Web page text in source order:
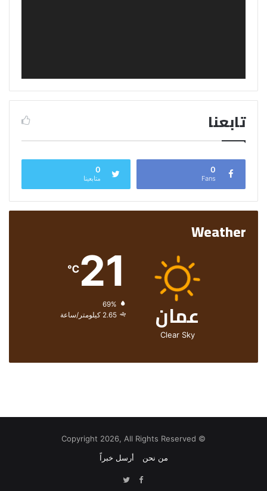
تابعنا
0
Fans
0
متابعينا
Weather
عمان
Clear Sky
21
℃
الرطوبة:
الرياح:2.65 كيلومتر/ساعة
© Copyright 2026, All Rights Reserved
من نحن
أرسل خبراً